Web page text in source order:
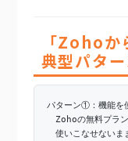
「Zohoか
典型パタ
パターン①：機能を
Zohoの無料プラン
使いこなせないま